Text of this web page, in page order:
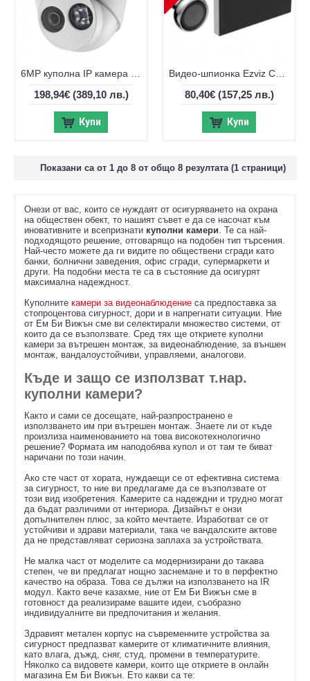
198,94€(389,10 лв.)
Купи
80,40€(157,25 лв.)
Купи
Показани са от 1 до 8 от общо 8 резултата (1 страници)
Онези от вас, които се нуждаят от осигуряването на охрана
на обществен обект, то нашият съвет е да се насочат към
иновативните и всепризнати куполни камери. Те са най-
подходящото решение, отговарящо на подобен тип търсения.
Най-често можете да ги видите по обществени сгради като
банки, болнични заведения, офис сгради, супермаркети и
други. На подобни места те са в състояние да осигурят
максимална надеждност.
Куполните камери за видеонаблюдение са предпоставка за
стопроцентова сигурност, дори и в напрегнати ситуации. Ние
от Ем Би Вижън сме ви селектирали множество системи, от
които да се възползвате. Сред тях ще откриете куполни
камери за вътрешен монтаж, за видеонаблюдение, за външен
монтаж, вандалоустойчиви, управляеми, аналогови.
Къде и защо се използват т.нар.
куполни камери?
Както и сами се досещате, най-разпространено е
използването им при вътрешен монтаж. Знаете ли от къде
произлиза наименованието на това високотехнологично
решение? Формата им наподобява купол и от там те биват
наричани по този начин.
Ако сте част от хората, нуждаещи се от ефективна система
за сигурност, то ние ви предлагаме да се възползвате от
този вид изобретения. Камерите са надеждни и трудно могат
да бъдат различими от интериора. Дизайнът е онзи
допълнителен плюс, за който мечтаете. Изработват се от
устойчиви и здрави материали, така че вандалските актове
да не представляват сериозна заплаха за устройствата.
Не малка част от моделите са модернизирани до такава
степен, че ви предлагат нощно заснемане и то в перфектно
качество на образа. Това се дължи на използването на IR
модул. Както вече казахме, ние от Ем Би Вижън сме в
готовност да реализираме вашите идеи, съобразно
индивидуалните ви предпочитания и желания.
Здравият метален корпус на съвременните устройства за
сигурност предпазват камерите от климатичните влияния,
като влага, дъжд, сняг, студ, промени в температурите.
Няколко са видовете камери, които ще откриете в онлайн
магазина Ем Би Вижън. Ето какви са те: